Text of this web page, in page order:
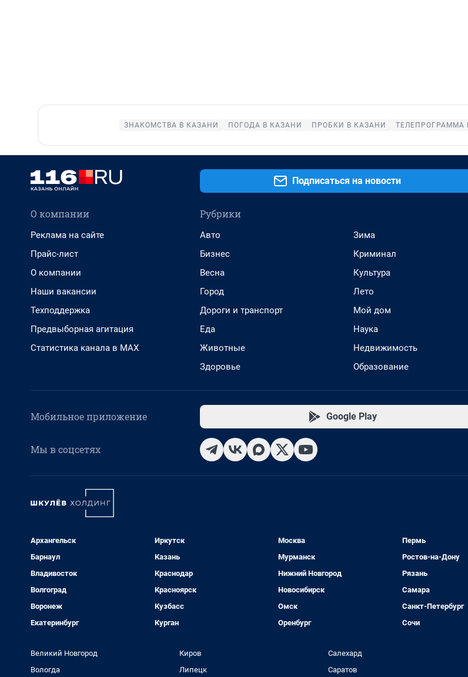
ЗНАКОМСТВА В КАЗАНИ ПОГОДА В КАЗАНИ ПРОБКИ В КАЗАНИ ТЕЛЕПРОГРАММА
Подписаться на новости
О компании
Реклама на сайте
Прайс-лист
О компании
Наши вакансии
Техподдержка
Предвыборная агитация
Статистика канала в MAX
Рубрики
Авто
Бизнес
Весна
Город
Дороги и транспорт
Еда
Животные
Здоровье
Зима
Криминал
Культура
Лето
Мой дом
Наука
Недвижимость
Образование
Мобильное приложение Google Play
Мы в соцсетях
Архангельск
Барнаул
Владивосток
Волгоград
Воронеж
Екатеринбург
Иркутск
Казань
Краснодар
Красноярск
Кузбасс
Курган
Москва
Мурманск
Нижний Новгород
Новосибирск
Омск
Оренбург
Пермь
Ростов-на-Дону
Рязань
Самара
Санкт-Петербург
Сочи
Великий Новгород
Вологда
Киров
Липецк
Салехард
Саратов